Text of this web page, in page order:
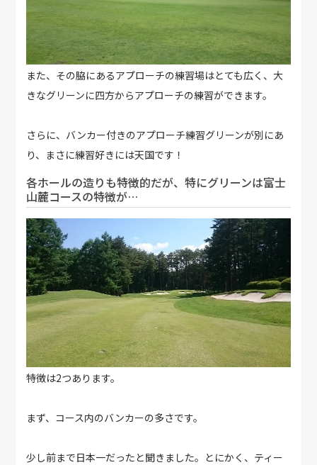
また、その脇にあるアプローチの練習場はとても広く、大
きなグリーンに四方からアプローチの練習ができます。
さらに、バンカー付きのアプローチ練習グリーンが別にあ
り、まさに練習好きには天国です！
各ホールの造りも特徴的だが、特にグリーンは富士
山麓コースの特徴が…
特徴は2つあります。
まず、コース内のバンカーの多さです。
少し前まで日本一だったと聞きました。とにかく、ティー